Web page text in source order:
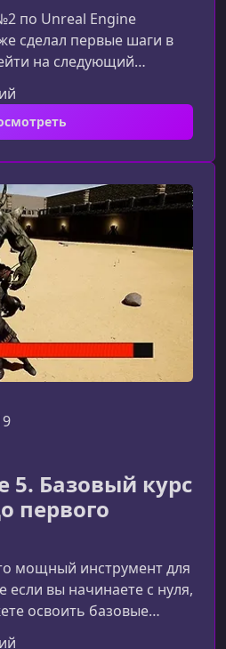
по Unreal Engine
сделал первые шаги в
на следующий
освоите создание
работу с коридорными
полноценного
Материал подается
на практике и
самостоятельной
собой этот
на применении
5. Базовый курс
первого
мощный инструмент для
если вы начинаете с нуля,
освоить базовые
первый проект. Этот